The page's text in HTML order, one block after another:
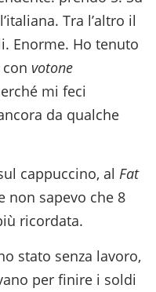
Tra l’altro il
Enorme. Ho tenuto
votone
mi feci
da qualche
cappuccino, al Fat
non sapevo che 8
ricordata.
stato senza lavoro,
per finire i soldi